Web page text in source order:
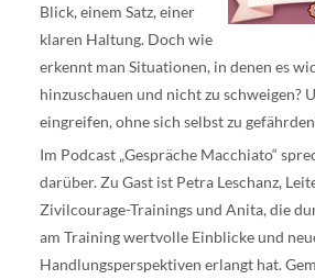
Blick, einem Satz, einer
klaren Haltung. Doch wie
erkennt man Situationen, in denen es
hinzuschauen und nicht zu schweigen?
eingreifen, ohne sich selbst zu
Im Podcast „Gespräche Macchiato“
darüber. Zu Gast ist Petra Leschanz,
Zivilcourage-Trainings und Anita, die
am Training wertvolle Einblicke und
Handlungsperspektiven erlangt hat.